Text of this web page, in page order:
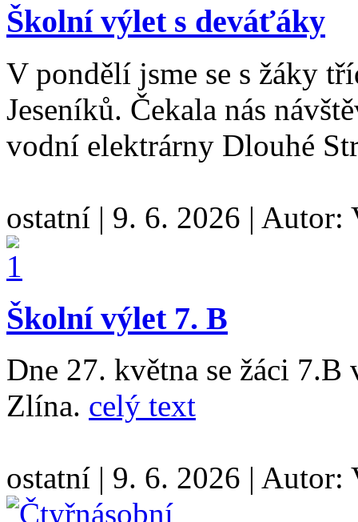
Školní výlet s deváťáky
V pondělí jsme se s žáky
Jeseníků. Čekala nás
vodní elektrárny Dlouhé
ostatní | 9. 6. 2026 | Autor:
Školní výlet 7. B
Dne 27. května se žáci
Zlína. celý text
ostatní | 9. 6. 2026 | Autor: